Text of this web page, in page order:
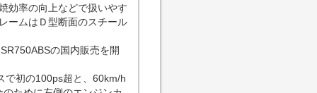
効率の向上などで扱いやす
ームはＤ型断面のスチール
の国内販売を開
で初の100ps超と、60km/h